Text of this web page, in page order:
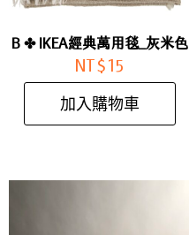
B ✤ IKEA經典萬用毯_灰米色
NT$ 15
加入購物車